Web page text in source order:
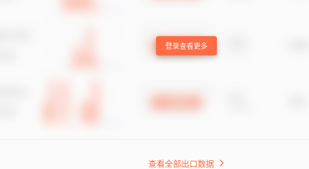
登录查看更多
查看全部出口数据